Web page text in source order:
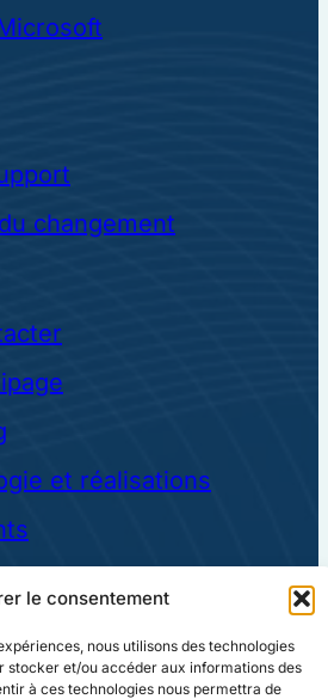
le consentement
nous utilisons des technologies
stocker et/ou accéder aux informations des
à ces technologies nous permettra de
changement
et réalisations
confidentialité